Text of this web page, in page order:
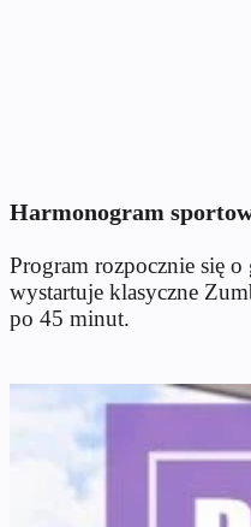
Harmonogram
Program rozpocznie się
wystartuje klasyczne
po 45 minut.